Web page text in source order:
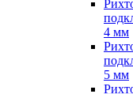
4 мм
5 мм